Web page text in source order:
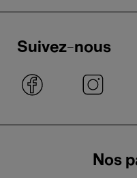
Suivez-nous
Nos